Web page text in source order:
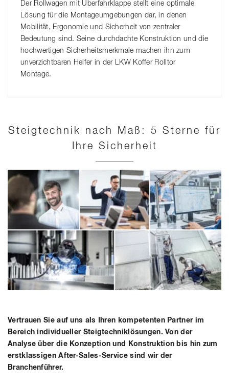
Der Rollwagen mit Überfahrklappe stellt eine optimale
Lösung für die Montageumgebungen dar, in denen
Mobilität, Ergonomie und Sicherheit von zentraler
Bedeutung sind. Seine durchdachte Konstruktion und die
hochwertigen Sicherheitsmerkmale machen ihn zum
unverzichtbaren Helfer in der LKW Koffer Rolltor
Montage.
Steigtechnik nach Maß: 5 Sterne für
Ihre Sicherheit
Vertrauen Sie auf uns als Ihren kompetenten Partner im
Bereich individueller Steigtechniklösungen. Von der
Analyse über die Konzeption und Konstruktion bis hin zum
erstklassigen After-Sales-Service sind wir der
Branchenführer.